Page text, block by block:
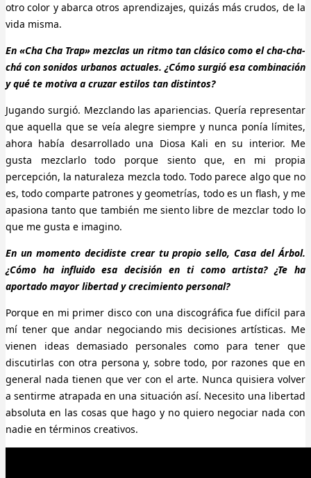
otro color y abarca otros aprendizajes, quizás más crudos, de la
vida misma.
En «Cha Cha Trap» mezclas un ritmo tan clásico como el cha-cha-
chá con sonidos urbanos actuales. ¿Cómo surgió esa combinación
y qué te motiva a cruzar estilos tan distintos?
Jugando surgió. Mezclando las apariencias. Quería representar
que aquella que se veía alegre siempre y nunca ponía límites,
ahora había desarrollado una Diosa Kali en su interior. Me
gusta mezclarlo todo porque siento que, en mi propia
percepción, la naturaleza mezcla todo. Todo parece algo que no
es, todo comparte patrones y geometrías, todo es un flash, y me
apasiona tanto que también me siento libre de mezclar todo lo
que me gusta e imagino.
En un momento decidiste crear tu propio sello, Casa del Árbol.
¿Cómo ha influido esa decisión en ti como artista? ¿Te ha
aportado mayor libertad y crecimiento personal?
Porque en mi primer disco con una discográfica fue difícil para
mí tener que andar negociando mis decisiones artísticas. Me
vienen ideas demasiado personales como para tener que
discutirlas con otra persona y, sobre todo, por razones que en
general nada tienen que ver con el arte. Nunca quisiera volver
a sentirme atrapada en una situación así. Necesito una libertad
absoluta en las cosas que hago y no quiero negociar nada con
nadie en términos creativos.